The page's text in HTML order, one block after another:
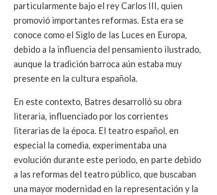
particularmente bajo el rey Carlos III, quien
promovió importantes reformas. Esta era se
conoce como el Siglo de las Luces en Europa,
debido a la influencia del pensamiento ilustrado,
aunque la tradición barroca aún estaba muy
presente en la cultura española.
En este contexto, Batres desarrolló su obra
literaria, influenciado por los corrientes
literarias de la época. El teatro español, en
especial la comedia, experimentaba una
evolución durante este periodo, en parte debido
a las reformas del teatro público, que buscaban
una mayor modernidad en la representación y la